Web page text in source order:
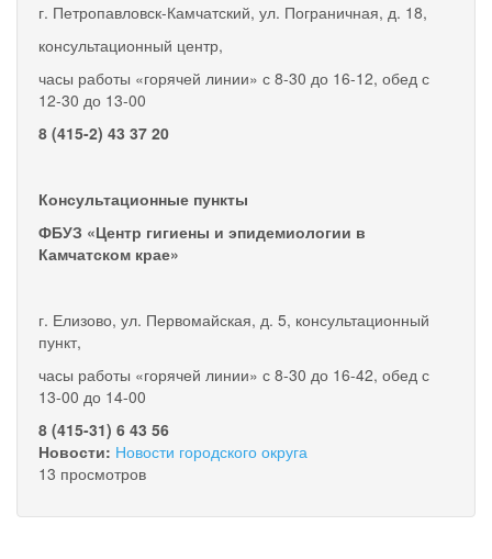
г. Петропавловск-Камчатский, ул. Пограничная, д. 18,
консультационный центр,
часы работы «горячей линии» с 8-30 до 16-12, обед с
12-30 до 13-00
8 (415-2) 43 37 20
Консультационные пункты
ФБУЗ «Центр гигиены и эпидемиологии в
Камчатском крае»
г. Елизово, ул. Первомайская, д. 5, консультационный
пункт,
часы работы «горячей линии» с 8-30 до 16-42, обед с
13-00 до 14-00
8 (415-31) 6 43 56
Новости: Новости городского округа
13 просмотров